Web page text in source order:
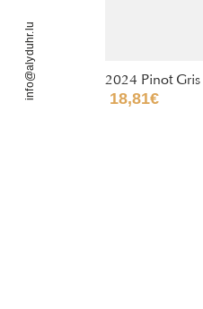
info@alyduhr.lu 18,81€